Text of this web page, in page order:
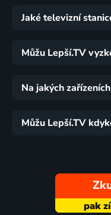
Jaké televizní
Můžu Lepší.TV
Na jakých
Můžu Lepší.TV